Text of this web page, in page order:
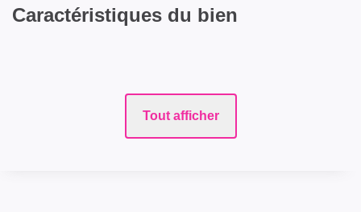
Caractéristiques du bien
Tout afficher